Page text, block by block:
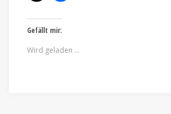
Gefällt mir:
Wird geladen …